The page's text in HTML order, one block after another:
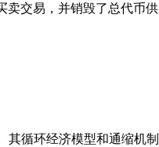
交易，并销毁了总代币
其循环经济模型和通缩机